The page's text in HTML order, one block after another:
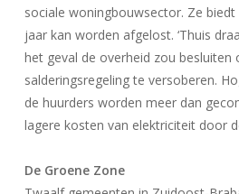
sociale woningbouwsector. Ze
jaar kan worden afgelost. ‘Thuis
het geval de overheid zou besluiten
salderingsregeling te versoberen.
de huurders worden meer dan
lagere kosten van elektriciteit door
De Groene Zone